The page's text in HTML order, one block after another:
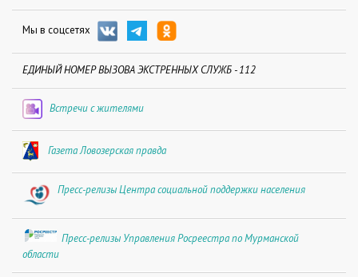
Мы в соцсетях
ЕДИНЫЙ НОМЕР ВЫЗОВА ЭКСТРЕННЫХ СЛУЖБ - 112
Встречи с жителями
Газета Ловозерская правда
Пресс-релизы Центра социальной поддержки населения
Пресс-релизы Управления Росреестра по Мурманской
области